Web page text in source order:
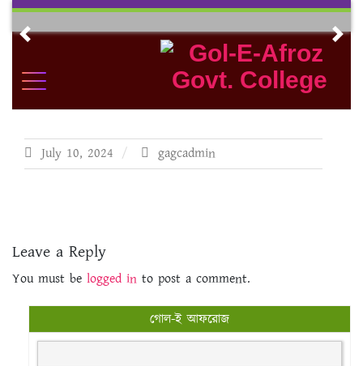
Skip
contentPrevious
July 10, 2024 gagcadmin
Leave a Reply
You must be logged in to post a comment.
গোল-ই আফরোজ